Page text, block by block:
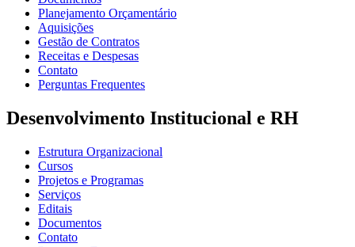
Planejamento Orçamentário
Aquisições
Gestão de Contratos
Receitas e Despesas
Contato
Perguntas Frequentes
Desenvolvimento Institucional e RH
Estrutura Organizacional
Cursos
Projetos e Programas
Serviços
Editais
Documentos
Contato